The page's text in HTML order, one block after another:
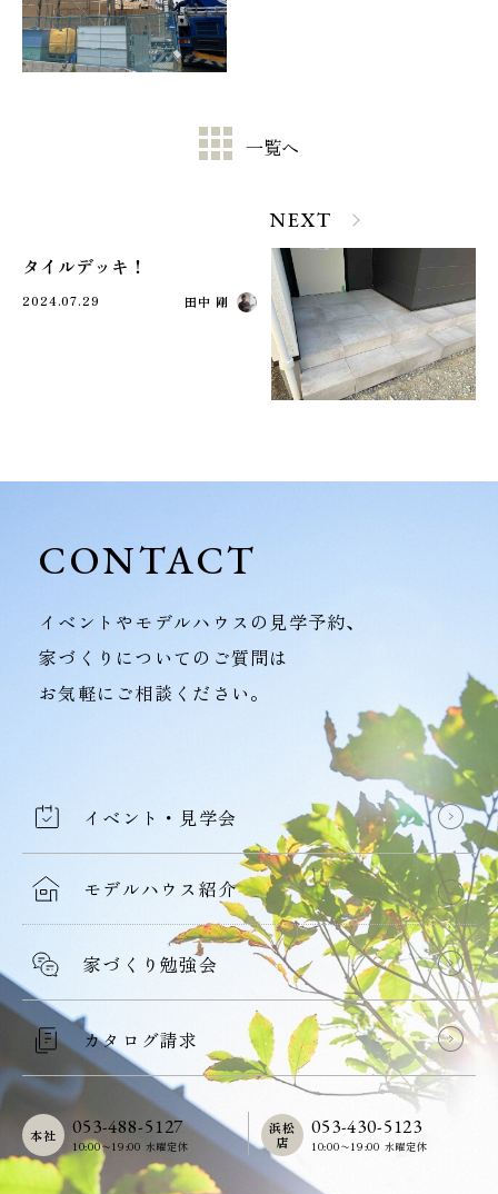
一覧へ
NEXT
タイルデッキ！
2024.07.29 田中 剛
CONTACT
イベントやモデルハウスの見学予約、
家づくりについてのご質問は
お気軽にご相談ください。
イベント・見学会
モデルハウス紹介
家づくり勉強会
カタログ請求
053-488-5127
10:00〜19:00 水曜定休
本社 053-430-5123
10:00〜19:00 水曜定休
浜松
店